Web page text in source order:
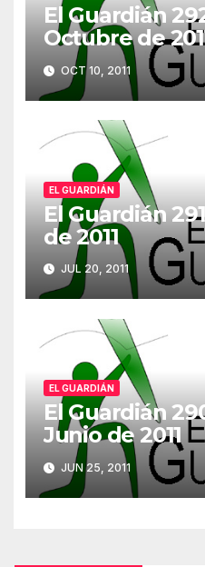
El Guardián
Octubre de
OCT 10, 2011
EL GUARDIÁN
El Guardián
de 2011
JUL 20, 2011
EL GUARDIÁN
El Guardián
Junio de 2011
JUN 25, 2011